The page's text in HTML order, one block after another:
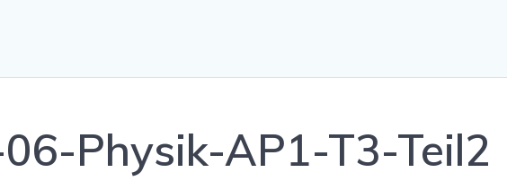
Physik-AP1-T3-Teil2